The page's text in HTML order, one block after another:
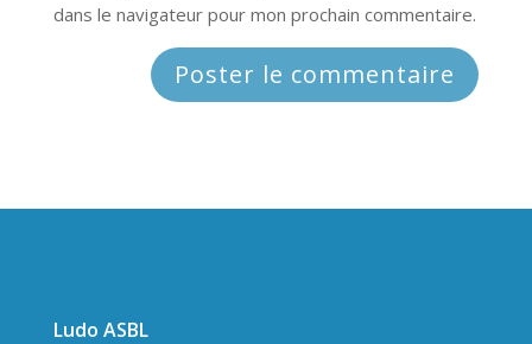
dans le navigateur pour mon prochain commentaire.
Ludo ASBL